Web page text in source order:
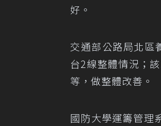
好。
交通部公路局北區
台2線整體情況；
等，做整體改善。
國防大學運籌管理